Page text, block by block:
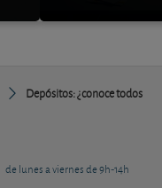
Depósitos: ¿conoce todos
de lunes a viernes de 9h-14h